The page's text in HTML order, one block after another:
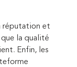
réputation et
la qualité
Enfin, les